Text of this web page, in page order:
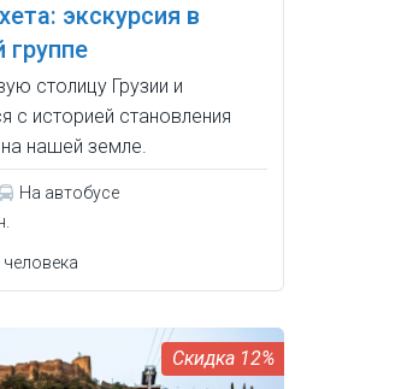
экскурсия в
столицу Грузии и
с историей становления
нашей земле.
На автобусе
12%